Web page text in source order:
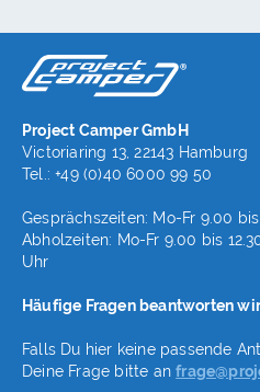
Project Camper GmbH
Victoriaring 13, 22143 Hamburg
Tel.: +49 (0)40 6000 99 50
Gesprächszeiten: Mo-Fr 9.00
Abholzeiten: Mo-Fr 9.00 bis
Uhr
Häufige Fragen beantworten
Falls Du hier keine passende
Deine Frage bitte an